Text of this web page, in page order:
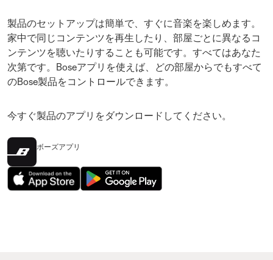
製品のセットアップは簡単で、すぐに音楽を楽しめます。
家中で同じコンテンツを再生したり、部屋ごとに異なるコ
ンテンツを聴いたりすることも可能です。すべてはあなた
次第です。Boseアプリを使えば、どの部屋からでもすべて
のBose製品をコントロールできます。
今すぐ製品のアプリをダウンロードしてください。
ボーズアプリ